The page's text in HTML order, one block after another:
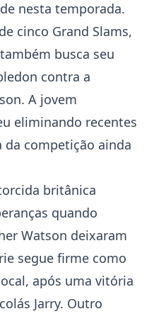
nesta temporada.
cinco Grand Slams,
busca seu
contra a
. A jovem
eliminando recentes
da competição ainda
britânica
quando
Watson deixaram
segue firme como
após uma vitória
Jarry. Outro